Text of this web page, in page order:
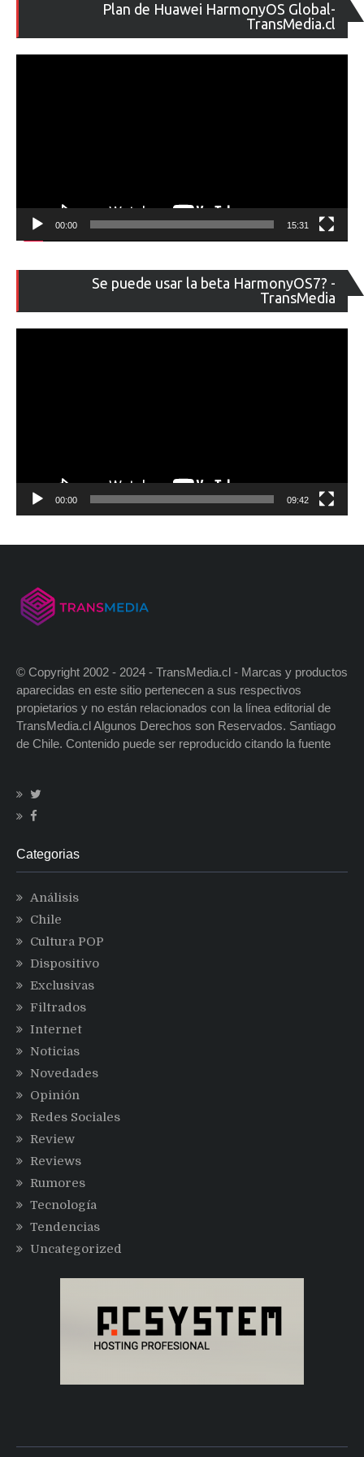
Plan de Huawei HarmonyOS Global-
TransMedia.cl
de
00:00 15:31
Se puede usar la beta HarmonyOS7? -
TransMedia
de
00:00 09:42
© Copyright 2002 - 2024 - TransMedia.cl - Marcas y productos
aparecidas en este sitio pertenecen a sus respectivos
propietarios y no están relacionados con la línea editorial de
TransMedia.cl Algunos Derechos son Reservados. Santiago
de Chile. Contenido puede ser reproducido citando la fuente
Categorias
Análisis
Chile
Cultura POP
Dispositivo
Exclusivas
Filtrados
Internet
Noticias
Novedades
Opinión
Redes Sociales
Review
Reviews
Rumores
Tecnología
Tendencias
Uncategorized